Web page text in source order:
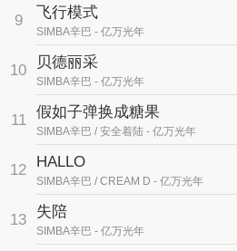
9 飞行模式
SIMBA辛巴 - 亿万光年
10 贝德丽采
SIMBA辛巴 - 亿万光年
11 假如子弹换成糖果
SIMBA辛巴 / 安全着陆 - 亿万光年
12 HALLO
SIMBA辛巴 / CREAM D - 亿万光年
13 失陪
SIMBA辛巴 - 亿万光年